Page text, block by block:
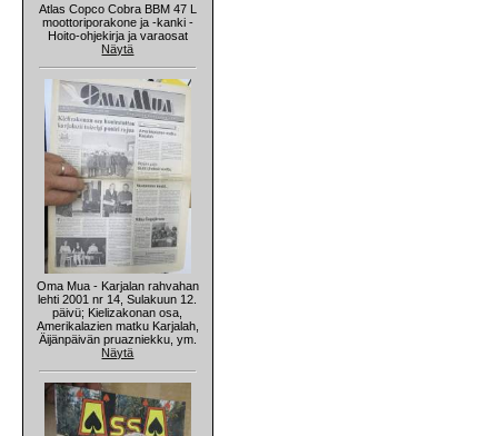
Atlas Copco Cobra BBM 47 L
moottoriporakone ja -kanki -
Hoito-ohjekirja ja varaosat
Näytä
Oma Mua - Karjalan rahvahan
lehti 2001 nr 14, Sulakuun 12.
päivü; Kielizakonan osa,
Amerikalazien matku Karjalah,
Äijänpäivän pruazniekku, ym.
Näytä